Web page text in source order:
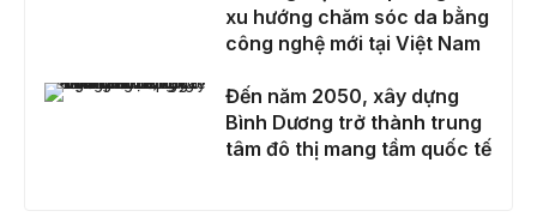
xu hướng chăm sóc da bằng
công nghệ mới tại Việt Nam
Đến năm 2050, xây dựng Bình Dương trở thành trung tâm đô thị mang tầm quốc tế
Đến năm 2050, xây dựng
Bình Dương trở thành trung
tâm đô thị mang tầm quốc tế